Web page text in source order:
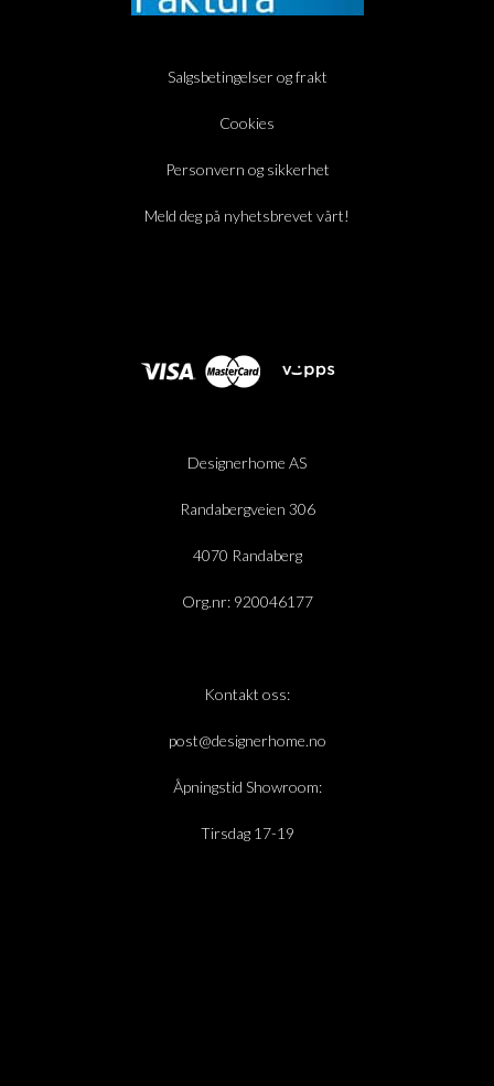
Salgsbetingelser og frakt
Cookies
Personvern og sikkerhet
Meld deg på nyhetsbrevet vårt!
Designerhome AS
Randabergveien 306
4070 Randaberg
Org.nr: 920046177
Kontakt oss:
post@designerhome.no
Åpningstid Showroom:
Tirsdag 17-19